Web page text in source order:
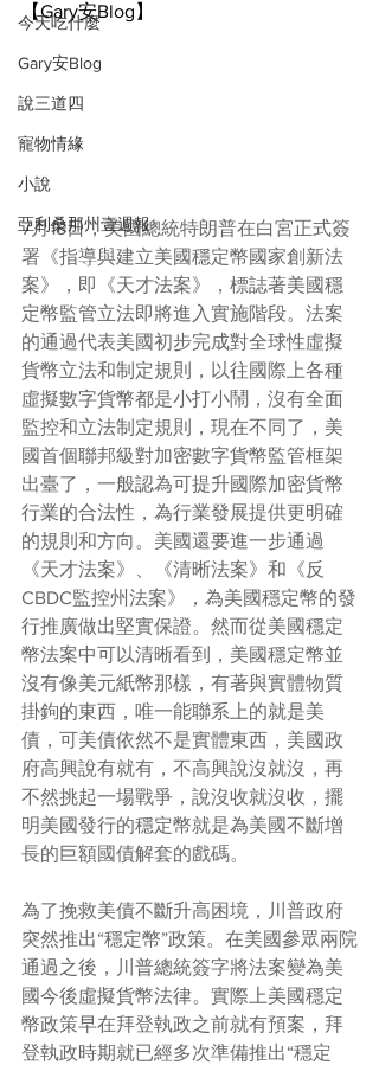
今天吃什麼
Gary安Blog
說三道四
寵物情緣
小說
亞利桑那州壹週報
【Gary安Blog】
7月18日，美國總統特朗普在白宮正式簽
署《指導與建立美國穩定幣國家創新法
案》，即《天才法案》，標誌著美國穩
定幣監管立法即將進入實施階段。法案
的通過代表美國初步完成對全球性虛擬
貨幣立法和制定規則，以往國際上各種
虛擬數字貨幣都是小打小鬧，沒有全面
監控和立法制定規則，現在不同了，美
國首個聯邦級對加密數字貨幣監管框架
出臺了，一般認為可提升國際加密貨幣
行業的合法性，為行業發展提供更明確
的規則和方向。美國還要進一步通過
《天才法案》、《清晰法案》和《反
CBDC監控州法案》，為美國穩定幣的發
行推廣做出堅實保證。然而從美國穩定
幣法案中可以清晰看到，美國穩定幣並
沒有像美元紙幣那樣，有著與實體物質
掛鉤的東西，唯一能聯系上的就是美
債，可美債依然不是實體東西，美國政
府高興說有就有，不高興說沒就沒，再
不然挑起一場戰爭，說沒收就沒收，擺
明美國發行的穩定幣就是為美國不斷增
長的巨額國債解套的戲碼。
為了挽救美債不斷升高困境，川普政府
突然推出“穩定幣”政策。在美國參眾兩院
通過之後，川普總統簽字將法案變為美
國今後虛擬貨幣法律。實際上美國穩定
幣政策早在拜登執政之前就有預案，拜
登執政時期就已經多次準備推出“穩定